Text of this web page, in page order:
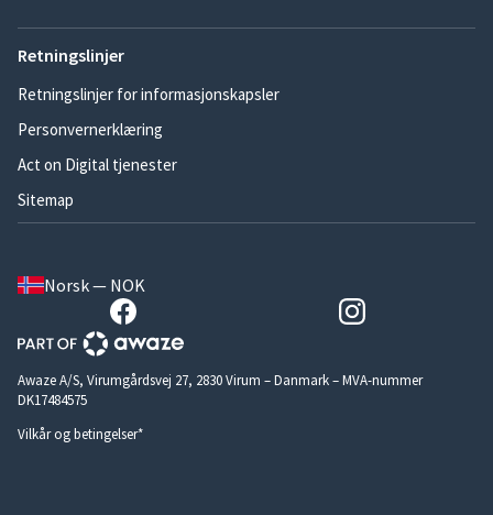
Retningslinjer
Retningslinjer for informasjonskapsler
Personvernerklæring
Act on Digital tjenester
Sitemap
Norsk — NOK
Awaze A/S, Virumgårdsvej 27, 2830 Virum – Danmark – MVA-nummer
DK17484575
Vilkår og betingelser*